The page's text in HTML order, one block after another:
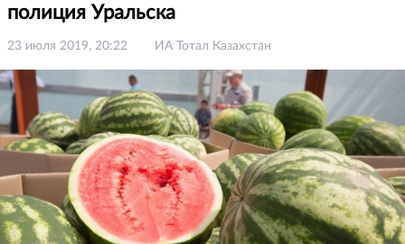
полиция Уральска
23 июля 2019, 20:22 ИА Тотал Казахстан